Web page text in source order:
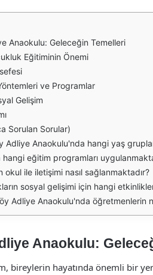
Anaokulu: Geleceğin Temelleri
Eğitiminin Önemi
ve Programlar
Gelişim
Sorulan Sorular)
Adliye Anaokulu'nda hangi yaş
hangi eğitim programları
okul ile iletişimi nasıl sağlanmaktadır?
sosyal gelişimi için hangi
Adliye Anaokulu'nda öğretmenlerin
Anaokulu:
bireylerin hayatında önemli bir